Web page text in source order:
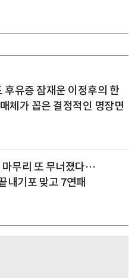
후유증 잠재운 이정후의 한
체가 꼽은 결정적인 명장면
마무리 또 무너졌다…
내기포 맞고 7연패